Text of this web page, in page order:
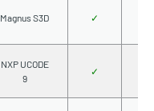
Magnus S3D ✓
NXP UCODE
9
✓